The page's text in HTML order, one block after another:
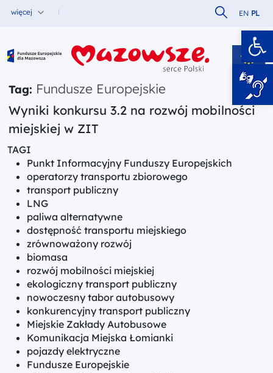
więcej Szukaj w
EN PL
Fundusze Europejskie dla Mazowsza
Tag: Fundusze Europejskie
Wyniki konkursu 3.2 na rozwój mobilności
miejskiej w ZIT
TAGI
Punkt Informacyjny Funduszy Europejskich
operatorzy transportu zbiorowego
transport publiczny
LNG
paliwa alternatywne
dostępność transportu miejskiego
zrównoważony rozwój
biomasa
rozwój mobilności miejskiej
ekologiczny transport publiczny
nowoczesny tabor autobusowy
konkurencyjny transport publiczny
Miejskie Zakłady Autobusowe
Komunikacja Miejska Łomianki
pojazdy elektryczne
Fundusze Europejskie